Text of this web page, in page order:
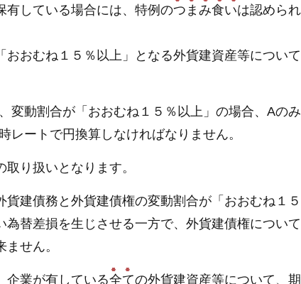
有している場合には、特例のつまみ食いは認められ
おむね１５％以上」となる外貨建資産等について
変動割合が「おおむね１５％以上」の場合、Aの
レートで円換算しなければなりません。
り扱いとなります。
建債務と外貨建債権の変動割合が「おおむね１
替差損を生じさせる一方で、外貨建債権につい
せん。
企業が有している全ての外貨建資産等について、